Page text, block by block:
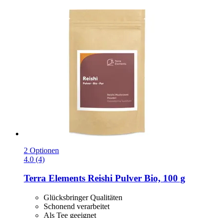
2 Optionen
4.0 (4)
Terra Elements Reishi Pulver Bio, 100 g
Glücksbringer Qualitäten
Schonend verarbeitet
Als Tee geeignet